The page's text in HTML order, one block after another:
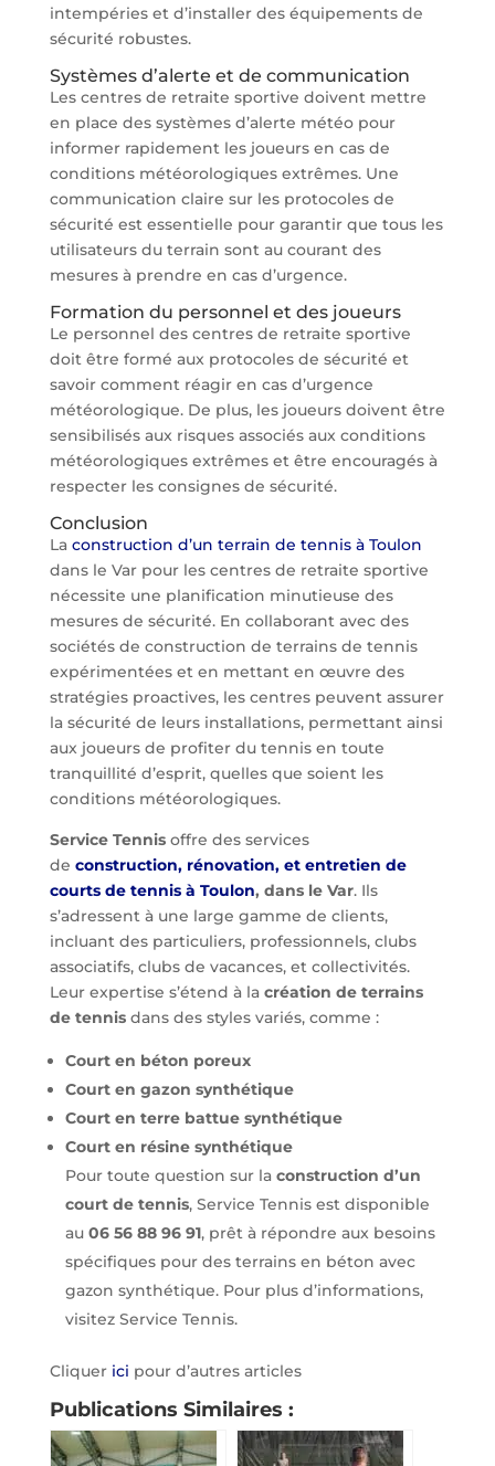
intempéries et d’installer des équipements de
sécurité robustes.
Systèmes d’alerte et de communication
Les centres de retraite sportive doivent mettre
en place des systèmes d’alerte météo pour
informer rapidement les joueurs en cas de
conditions météorologiques extrêmes. Une
communication claire sur les protocoles de
sécurité est essentielle pour garantir que tous les
utilisateurs du terrain sont au courant des
mesures à prendre en cas d’urgence.
Formation du personnel et des joueurs
Le personnel des centres de retraite sportive
doit être formé aux protocoles de sécurité et
savoir comment réagir en cas d’urgence
météorologique. De plus, les joueurs doivent être
sensibilisés aux risques associés aux conditions
météorologiques extrêmes et être encouragés à
respecter les consignes de sécurité.
Conclusion
La construction d’un terrain de tennis à Toulon
dans le Var pour les centres de retraite sportive
nécessite une planification minutieuse des
mesures de sécurité. En collaborant avec des
sociétés de construction de terrains de tennis
expérimentées et en mettant en œuvre des
stratégies proactives, les centres peuvent assurer
la sécurité de leurs installations, permettant ainsi
aux joueurs de profiter du tennis en toute
tranquillité d’esprit, quelles que soient les
conditions météorologiques.
Service Tennisoffre des services
de construction, rénovation, et entretien de
courts de tennis à Toulon, dans le Var. Ils
s’adressent à une large gamme de clients,
incluant des particuliers, professionnels, clubs
associatifs, clubs de vacances, et collectivités.
Leur expertise s’étend à la création de terrains
de tennis dans des styles variés, comme :
Court en béton poreux
Court en gazon synthétique
Court en terre battue synthétique
Court en résine synthétique
Pour toute question sur la construction d’un
court de tennis, Service Tennis est disponible
au 06 56 88 96 91, prêt à répondre aux besoins
spécifiques pour des terrains en béton avec
gazon synthétique. Pour plus d’informations,
visitez Service Tennis.
Cliquer ici pour d’autres articles
Publications Similaires :